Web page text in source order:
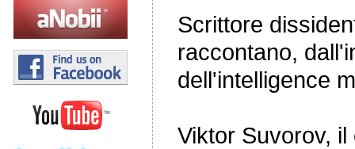
Scrittore
raccontano,
dell'intelligence
Viktor Suvorov,